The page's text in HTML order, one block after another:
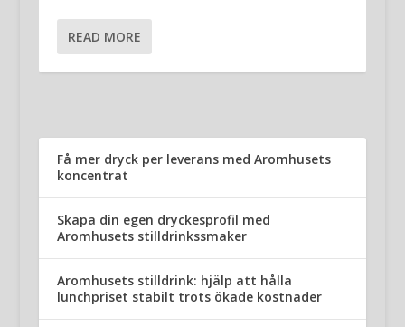
READ MORE
Få mer dryck per leverans med Aromhusets
koncentrat
Skapa din egen dryckesprofil med
Aromhusets stilldrinkssmaker
Aromhusets stilldrink: hjälp att hålla
lunchpriset stabilt trots ökade kostnader